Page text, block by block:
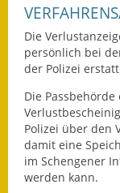
Die
persönlich bei
der Polizei
Die
Polizei über den
damit eine
im Schengener
werden kann.